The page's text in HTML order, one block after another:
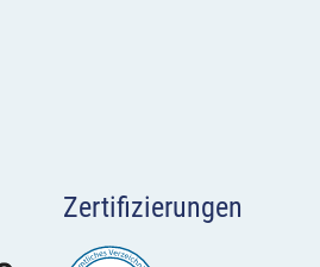
Zertifizierungen